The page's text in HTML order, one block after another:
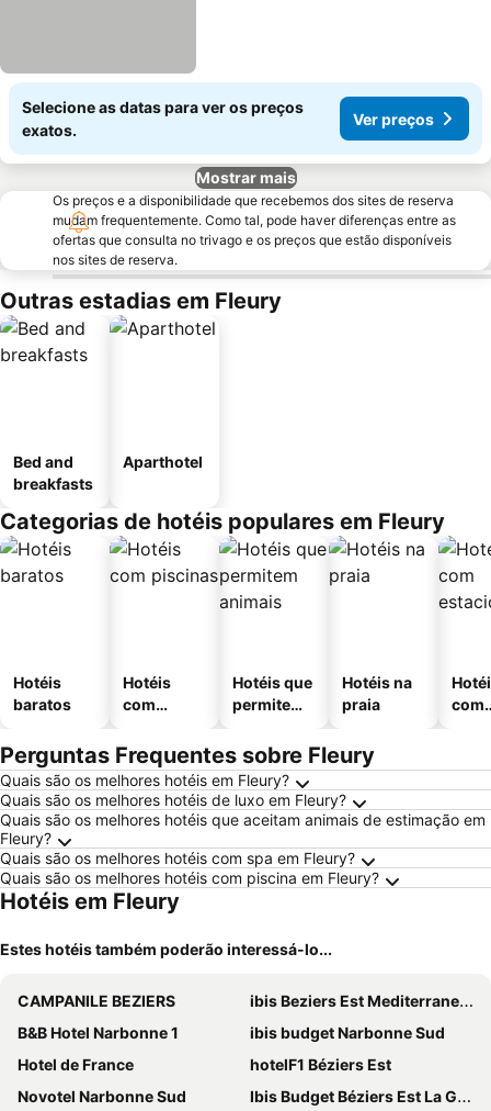
Selecione as datas para ver os preços
exatos.
Ver preços
Mostrar mais
Os preços e a disponibilidade que recebemos dos sites de reserva
mudam frequentemente. Como tal, pode haver diferenças entre as
ofertas que consulta no trivago e os preços que estão disponíveis
nos sites de reserva.
Outras estadias em Fleury
Bed and
breakfasts
Aparthotel
Categorias de hotéis populares em Fleury
Hotéis
baratos
Hotéis
com
Hotéis que
permitem
Hotéis na
praia
com
Perguntas Frequentes sobre Fleury
Quais são os melhores hotéis em Fleury?
Quais são os melhores hotéis de luxo em Fleury?
Quais são os melhores hotéis que aceitam animais de estimação em
Fleury?
Quais são os melhores hotéis com spa em Fleury?
Quais são os melhores hotéis com piscina em Fleury?
Hotéis em Fleury
Estes hotéis também poderão interessá-lo...
CAMPANILE BEZIERS
ibis Beziers Est Mediterranee A9/A75
B&B Hotel Narbonne 1
ibis budget Narbonne Sud
Hotel de France
hotelF1 Béziers Est
Novotel Narbonne Sud
Ibis Budget Béziers Est La Giniesse